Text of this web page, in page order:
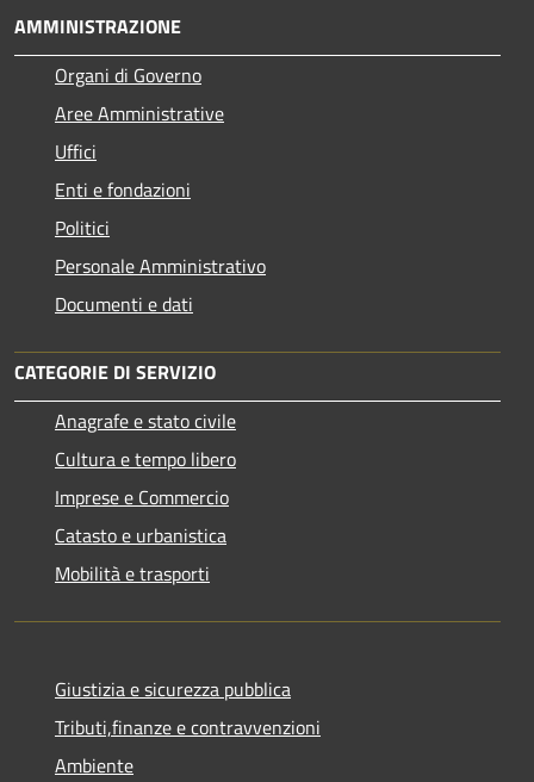
AMMINISTRAZIONE
Organi di Governo
Aree Amministrative
Uffici
Enti e fondazioni
Politici
Personale Amministrativo
Documenti e dati
CATEGORIE DI SERVIZIO
Anagrafe e stato civile
Cultura e tempo libero
Imprese e Commercio
Catasto e urbanistica
Mobilità e trasporti
Giustizia e sicurezza pubblica
Tributi,finanze e contravvenzioni
Ambiente